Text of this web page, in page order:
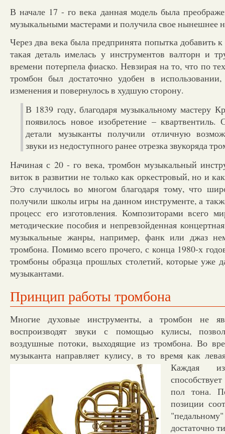
В начале 17 - го века данная модель была
музыкальными мастерами и получила свое нынешнее
Через два века была предпринята попытка добавить
такая деталь имелась у инструментов валторн и
времени потерпела фиаско. Невзирая на то, что по
тромбон был достаточно удобен в использовании,
изменения и повернулось в худшую сторону.
В 1839 году, благодаря музыкальному мастеру
появилось новое изобретение –
детали музыканты получили отличную
звуки из недоступного ранее отрезка звукоряда
Начиная с 20 - го века, тромбон музыкальный
виток в развитии не только как оркестровый, но и
Это случилось во многом благодаря тому, что
получили школы игры на данном инструменте, а
процесс его изготовления. Композиторами всего
методические пособия и непревзойденная
музыкальные жанры, например, фанк или джаз
тромбона. Помимо всего прочего, с конца 1980-х
тромбоны образца прошлых столетий, которые уже
музыкантами.
Принцип работы тромбона
Многие духовые инструменты, а тромбон не
воспроизводят звуки с помощью кулисы,
воздушные потоки, выходящие из тромбона. Во
музыканта направляет кулису, в то время как
Каждая
пол тона.
позиции
достаточно